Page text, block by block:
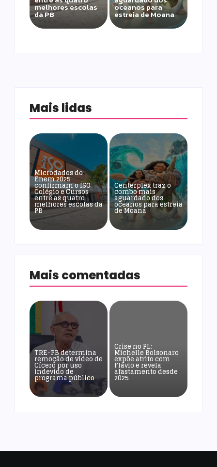
melhores escolas
da PB
oceanos para
estreia de Moana
Mais lidas
Microdados do
Enem 2025
confirmam o ISO
Colégio e Cursos
entre as quatro
melhores escolas da
PB
Centerplex traz o
combo mais
aguardado dos
oceanos para estreia
de Moana
Mais comentadas
TRE-PB determina
remoção de vídeo de
Cícero por uso
indevido de
programa público
Crise no PL:
Michelle Bolsonaro
expõe atrito com
Flávio e revela
afastamento desde
2025